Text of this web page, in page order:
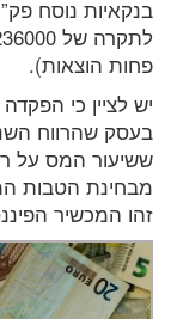
פחות הוצאות).
יש לציין כי
ששיעור המס על
מבחינת הטבות
זהו המכשיר